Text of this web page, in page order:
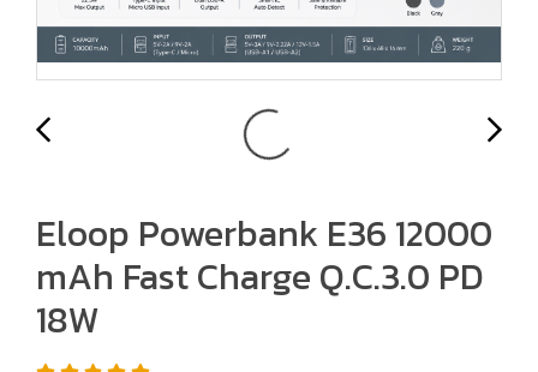
Eloop Powerbank E36 12000
mAh Fast Charge Q.C.3.0 PD
18W